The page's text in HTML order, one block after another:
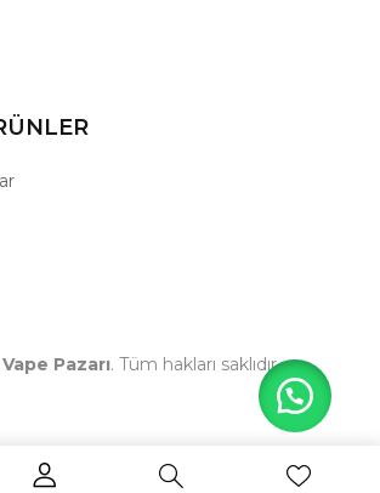
Vape Pazarı. Tüm hakları saklıdır.